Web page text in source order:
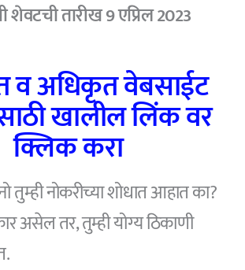
शेवटची तारीख 9 एप्रिल 2023
व अधिकृत वेबसाईट
खालील लिंक वर
क्लिक करा
तुम्ही नोकरीच्या शोधात आहात का?
असेल तर, तुम्ही योग्य ठिकाणी